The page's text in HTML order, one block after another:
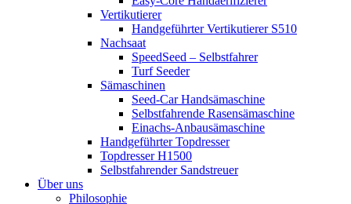
Vertikutierer
Handgeführter Vertikutierer S510
Nachsaat
SpeedSeed – Selbstfahrer
Turf Seeder
Sämaschinen
Seed-Car Handsämaschine
Selbstfahrende Rasensämaschine
Einachs-Anbausämaschine
Handgeführter Topdresser
Topdresser H1500
Selbstfahrender Sandstreuer
Über uns
Philosophie